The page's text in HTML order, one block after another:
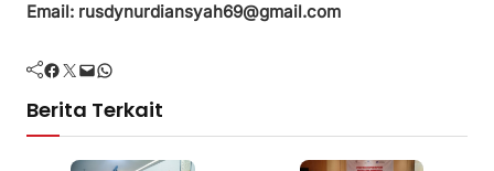
Email: rusdynurdiansyah69@gmail.com
Facebook Twitter Mail WhatsApp
Berita Terkait